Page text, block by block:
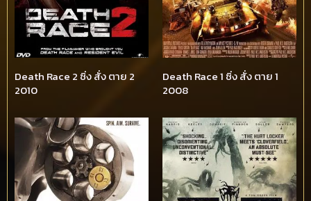
Death Race 2 ซิ่ง สั่ง ตาย 2
2010
Death Race 1 ซิ่ง สั่ง ตาย 1
2008